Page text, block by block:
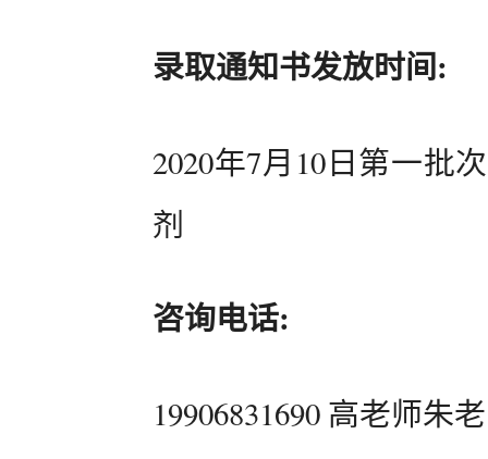
录取通知书发放时间:
2020年7月10日第一批
剂
咨询电话:
19906831690 高老师朱